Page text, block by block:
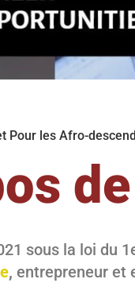
Pour les Afro-
sous la loi du
, entrepreneur et